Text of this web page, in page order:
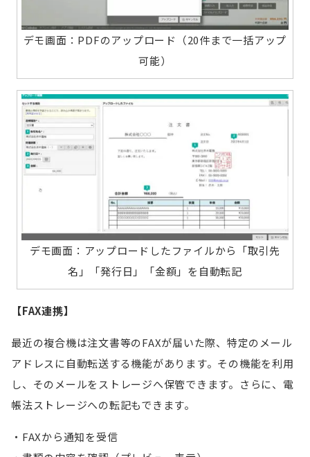
デモ画面：PDFのアップロード（20件まで一括アップ
可能）
デモ画面：アップロードしたファイルから「取引先
名」「発行日」「金額」を自動転記
【FAX連携】
最近の複合機は注文書等のFAXが届いた際、特定のメール
アドレスに自動転送する機能があります。その機能を利用
し、そのメールをストレージへ保管できます。さらに、電
帳法ストレージへの転記もできます。
FAXから通知を受信